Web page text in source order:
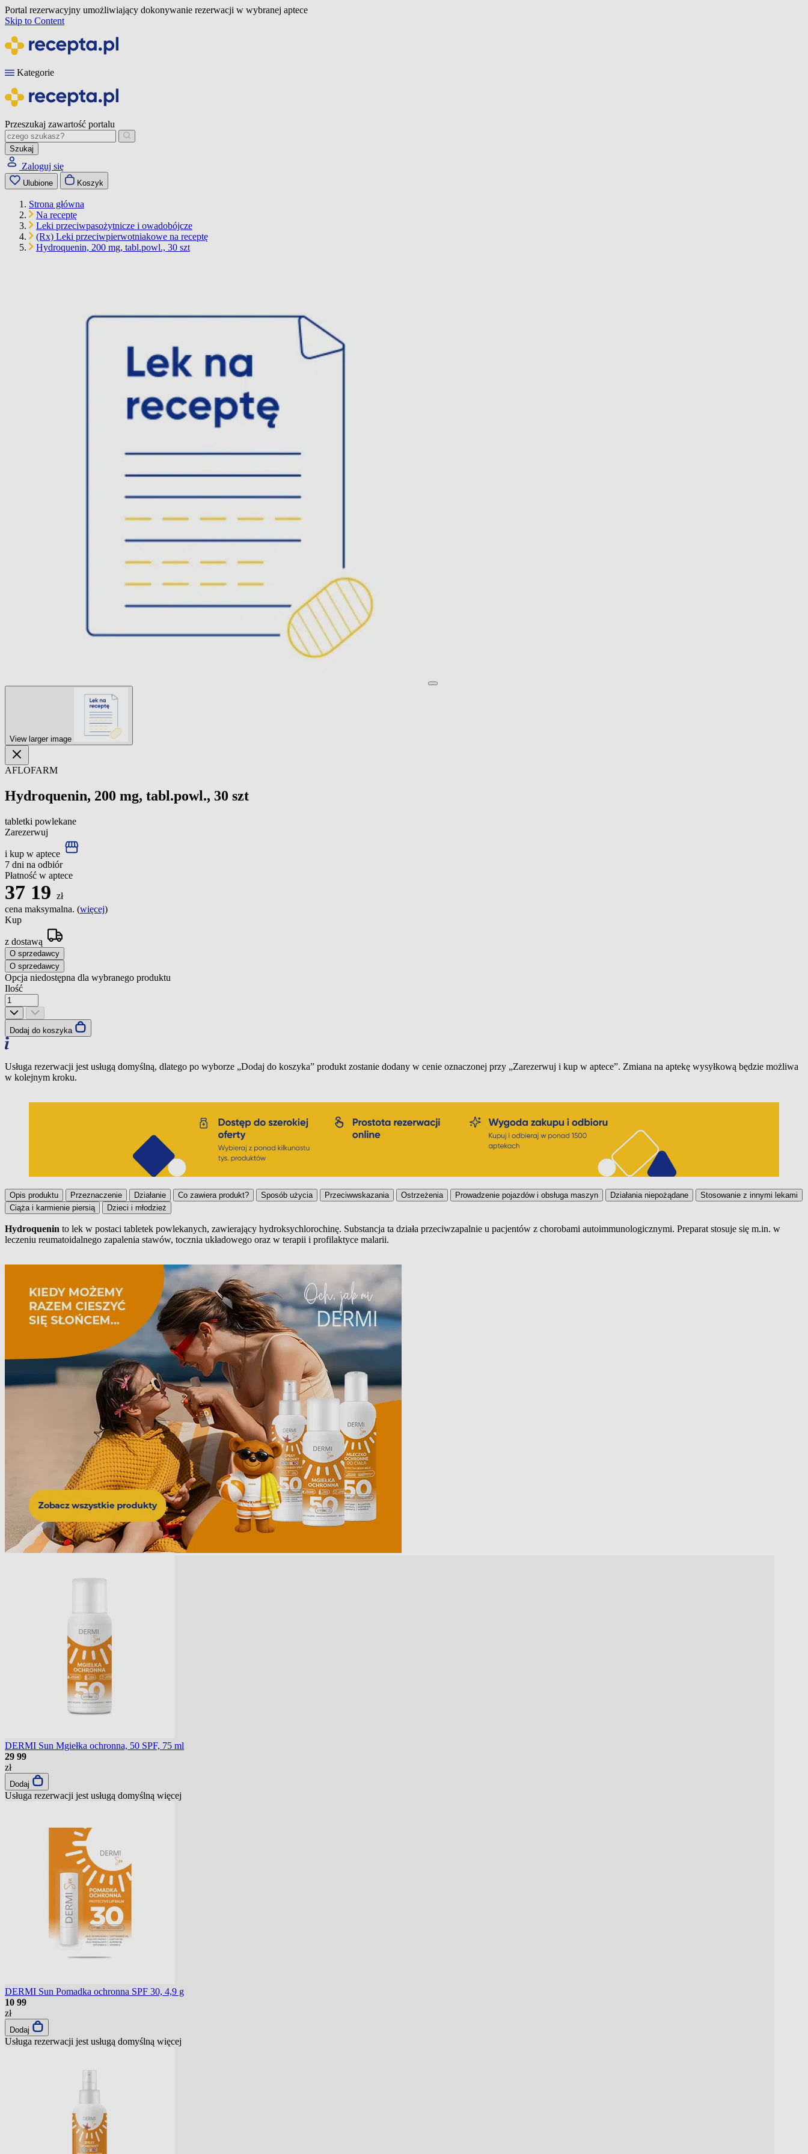
Portal rezerwacyjny umożliwiający dokonywanie rezerwacji w wybranej aptece
Skip to Content
Kategorie
Przeszukaj zawartość portalu
Szukaj
Zaloguj się
Ulubione Koszyk
Strona główna
Na receptę
Leki przeciwpasożytnicze i owadobójcze
(Rx) Leki przeciwpierwotniakowe na receptę
Hydroquenin, 200 mg, tabl.powl., 30 szt
View larger image
AFLOFARM
Hydroquenin, 200 mg, tabl.powl., 30 szt
tabletki powlekane
Zarezerwuj
i kup w aptece
7 dni na odbiór
Płatność w aptece
37 19 zł
cena maksymalna. (więcej)
Kup
z dostawą
O sprzedawcy
O sprzedawcy
Opcja niedostępna dla wybranego produktu
Ilość
Dodaj do koszyka
Usługa rezerwacji jest usługą domyślną, dlatego po wyborze „Dodaj do koszyka” produkt zostanie dodany w cenie oznaczonej przy „Zarezerwuj i kup w aptece”. Zmiana na aptekę wysyłkową będzie możliwa
w kolejnym kroku.
Opis produktu Przeznaczenie Działanie Co zawiera produkt? Sposób użycia Przeciwwskazania Ostrzeżenia Prowadzenie pojazdów i obsługa maszyn Działania niepożądane
Stosowanie z innymi lekami
Ciąża i karmienie piersią
Dzieci i młodzież
Opis produktu
Hydroquenin to lek w postaci tabletek powlekanych, zawierający hydroksychlorochinę. Substancja ta działa przeciwzapalnie u pacjentów z chorobami autoimmunologicznymi. Preparat stosuje się m.in. w
leczeniu reumatoidalnego zapalenia stawów, tocznia układowego oraz w terapii i profilaktyce malarii.
DERMI Sun Mgiełka ochronna, 50 SPF, 75 ml
29 99
zł
Dodaj
Usługa rezerwacji jest usługą domyślną więcej
DERMI Sun Pomadka ochronna SPF 30, 4,9 g
10 99
zł
Dodaj
Usługa rezerwacji jest usługą domyślną więcej